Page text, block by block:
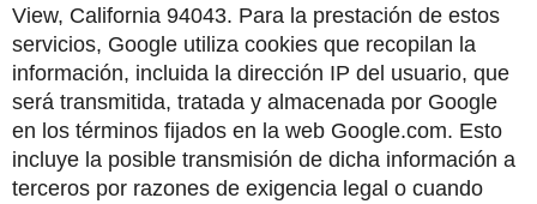
View, California 94043. Para la prestación de estos
servicios, Google utiliza cookies que recopilan la
información, incluida la dirección IP del usuario, que
será transmitida, tratada y almacenada por Google
en los términos fijados en la web Google.com. Esto
incluye la posible transmisión de dicha información a
terceros por razones de exigencia legal o cuando